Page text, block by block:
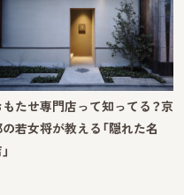
もたせ専門店って知ってる？京
若女将が教える「隠れた名